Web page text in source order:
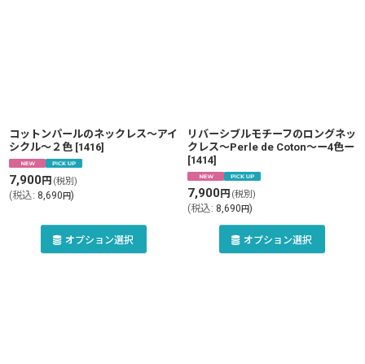
コットンパールのネックレス〜アイ
シクル〜２色 [1416]
7,900円 (税別)
(税込: 8,690円)
オプション選択
リバーシブルモチーフのロングネッ
クレス〜Perle de Coton〜ー4色ー
[1414]
7,900円 (税別)
(税込: 8,690円)
オプション選択